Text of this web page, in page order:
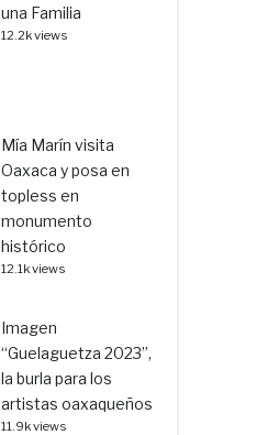
una Familia
12.2k views
Mía Marín visita
Oaxaca y posa en
topless en
monumento
histórico
12.1k views
Imagen
“Guelaguetza 2023”,
la burla para los
artistas oaxaqueños
11.9k views